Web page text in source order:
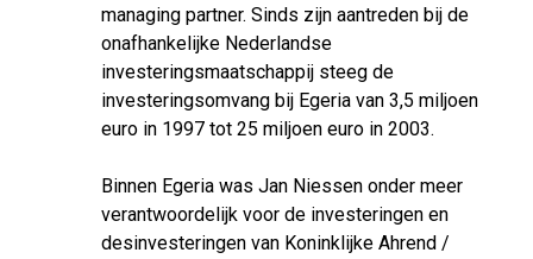
managing partner. Sinds zijn aantreden bij de
onafhankelijke Nederlandse
investeringsmaatschappij steeg de
investeringsomvang bij Egeria van 3,5 miljoen
euro in 1997 tot 25 miljoen euro in 2003.
Binnen Egeria was Jan Niessen onder meer
verantwoordelijk voor de investeringen en
desinvesteringen van Koninklijke Ahrend /